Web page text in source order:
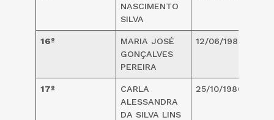
NASCIMENTO
SILVA
16º
MARIA JOSÉ
GONÇALVES
PEREIRA
12/06/1985
17º
CARLA
ALESSANDRA
DA SILVA LINS
25/10/1986